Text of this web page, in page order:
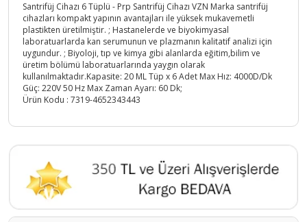
Santrifüj Cihazı 6 Tüplü - Prp Santrifüj Cihazı VZN Marka santrifüj
cihazları kompakt yapının avantajları ile yüksek mukavemetli
plastikten üretilmiştir. ; Hastanelerde ve biyokimyasal
laboratuarlarda kan serumunun ve plazmanın kalitatif analizi için
uygundur. ; Biyoloji, tıp ve kimya gibi alanlarda eğitim,bilim ve
üretim bölümü laboratuarlarında yaygın olarak
kullanılmaktadır.Kapasite: 20 ML Tüp x 6 Adet Max Hız: 4000D/Dk
Güç: 220V 50 Hz Max Zaman Ayarı: 60 Dk;
Ürün Kodu : 7319-4652343443